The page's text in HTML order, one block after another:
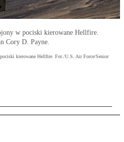
w pociski kierowane Hellfire.
Cory D. Payne.
kierowane Hellfire. Fot./U.S. Air Force/Senior